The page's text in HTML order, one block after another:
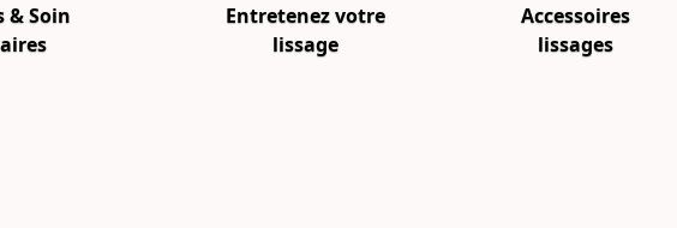
& Soin
Entretenez votre
lissage
Accessoires
lissages